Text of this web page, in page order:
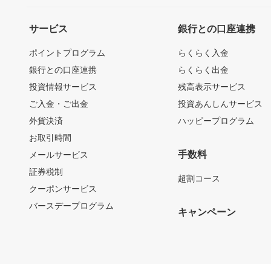
サービス
ポイントプログラム
銀行との口座連携
投資情報サービス
ご入金・ご出金
外貨決済
お取引時間
メールサービス
証券税制
クーポンサービス
バースデープログラム
銀行との口座連携
らくらく入金
らくらく出金
残高表示サービス
投資あんしんサービス
ハッピープログラム
手数料
超割コース
キャンペーン